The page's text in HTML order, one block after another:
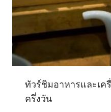
ทัวร์ชิมอาหารและเค
ครึ่งวัน